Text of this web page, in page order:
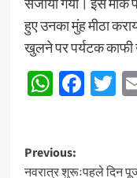
हुए उनका मुंह मीठा
खुलने पर पर्यटक
Post
Previous:
नवरात्र शुरूःपहले दिन